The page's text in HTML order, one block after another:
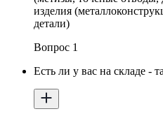
изделия
детали)
Вопрос 1
Есть ли у вас на складе -